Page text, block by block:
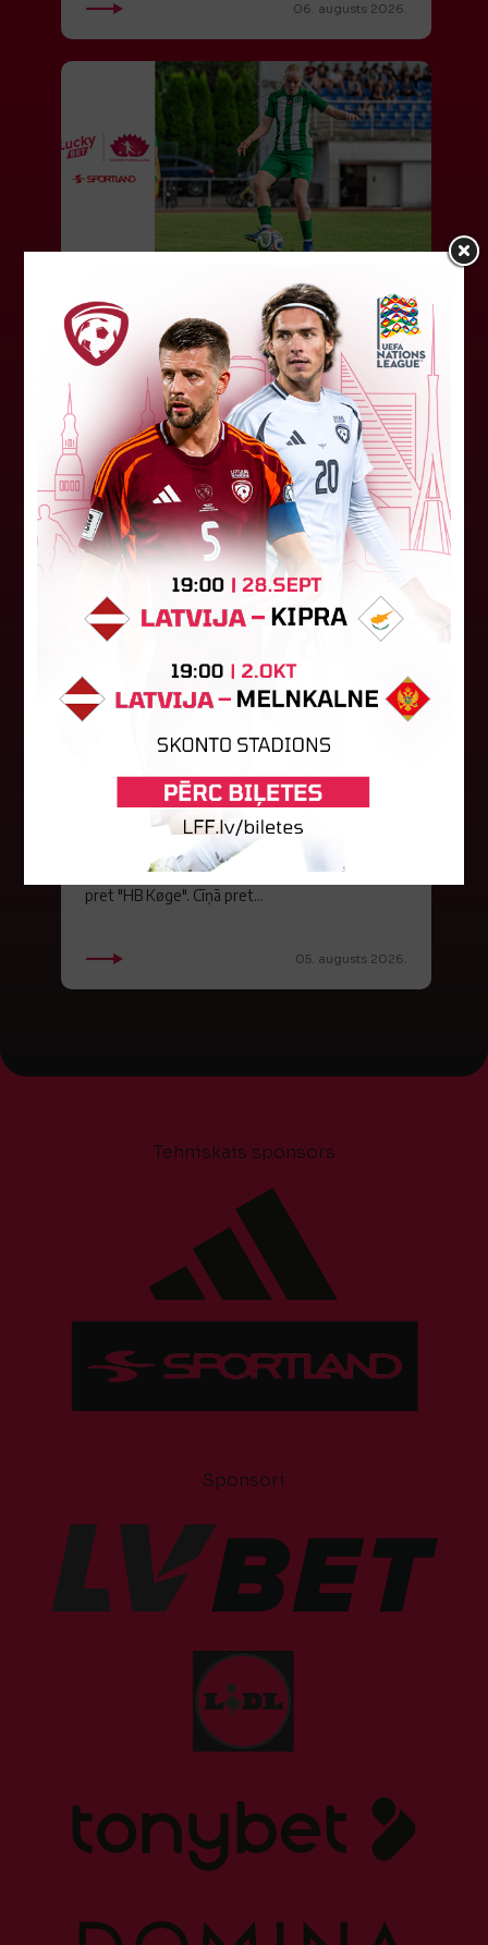
06. augusts 2026.
Jūlijā par labāko "LuckyBet" SFL
atzīta Keita Zviedre
Par "LuckyBet" Sieviešu futbola līgas jūnija
labāko spēlētāju atzīta FS "Metta" spēlētāja
Keita Zviedre. Uzvarētāja tika noskaidrota
balsojumā, kurā tika apkopotas...
06. augusts 2026.
pasvīst dānietēm
Latvijas čempions sieviešu futbolā "Riga FC
Women" trešdien aizvadīja UEFA Čempionu līgas
kvalifikācijas otrās kārtas pusfināla spēli Dānijā
pret "HB Køge". Cīņā pret...
05. augusts 2026.
Tehniskais sponsors
Sponsori